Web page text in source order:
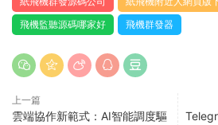
飛機監聽源碼哪家好
飛機群發器
上一篇
雲端協作新範式：AI智能調度驅